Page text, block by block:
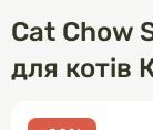
Cat Chow
для котів